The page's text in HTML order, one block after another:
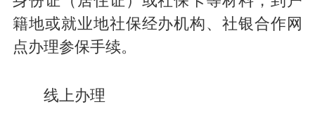
籍地或就业地社保经办机构、社银合作网
点办理参保手续。
线上办理